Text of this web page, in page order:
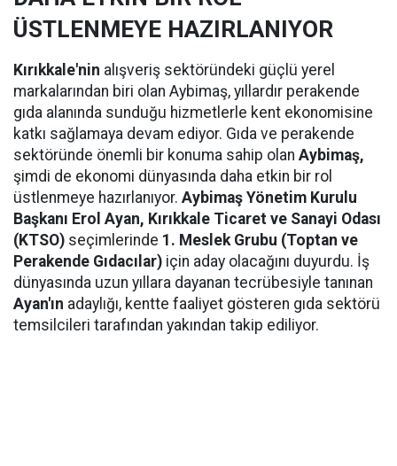
ÜSTLENMEYE HAZIRLANIYOR
Kırıkkale'nin alışveriş sektöründeki güçlü yerel
markalarından biri olan Aybimaş, yıllardır perakende
gıda alanında sunduğu hizmetlerle kent ekonomisine
katkı sağlamaya devam ediyor. Gıda ve perakende
sektöründe önemli bir konuma sahip olan Aybimaş,
şimdi de ekonomi dünyasında daha etkin bir rol
üstlenmeye hazırlanıyor. Aybimaş Yönetim Kurulu
Başkanı Erol Ayan, Kırıkkale Ticaret ve Sanayi Odası
(KTSO) seçimlerinde 1. Meslek Grubu (Toptan ve
Perakende Gıdacılar) için aday olacağını duyurdu. İş
dünyasında uzun yıllara dayanan tecrübesiyle tanınan
Ayan'ın adaylığı, kentte faaliyet gösteren gıda sektörü
temsilcileri tarafından yakından takip ediliyor.